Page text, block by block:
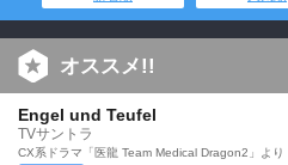
オススメ!!
Engel und Teufel
TVサントラ
CX系ドラマ「医龍 Team Medical Dragon2」より